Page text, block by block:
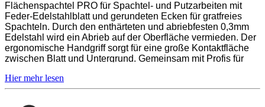
1Stk. Flächenspachtel PRO 350mm
1Stk. Flächenspachtel PRO 550mm
1Stk. Flächenspachtel PRO 800mm
1Stk. Austauschbare Klinge für Flächenspachtel light
550mm
1Stk. Halterung für Flächenspachtel light
Flächenspachtel PRO für Spachtel- und Putzarbeiten mit
Feder-Edelstahlblatt und gerundeten Ecken für gratfreies
Spachteln. Durch den enthärteten und abriebfesten 0,3mm
Edelstahl wird ein Abrieb auf der Oberfläche vermieden. Der
ergonomische Handgriff sorgt für eine große Kontaktfläche
zwischen Blatt und Untergrund. Gemeinsam mit Profis für
als auch Nachhaltigkeit von täglich gebrauchten
Werkzeugen ausschlaggebend ist. Für die Fertigung der